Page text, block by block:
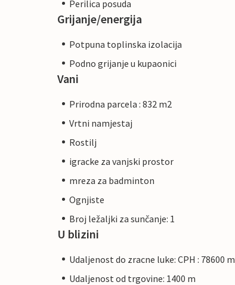
Perilica posuda
Grijanje/energija
Potpuna toplinska izolacija
Podno grijanje u kupaonici
Vani
Prirodna parcela : 832 m2
Vrtni namjestaj
Rostilj
igracke za vanjski prostor
mreza za badminton
Ognjiste
Broj ležaljki za sunčanje: 1
U blizini
Udaljenost do zracne luke: CPH : 78600 m
Udaljenost od trgovine: 1400 m